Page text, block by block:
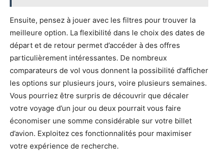
Ensuite, pensez à jouer avec les filtres pour trouver la
meilleure option. La flexibilité dans le choix des dates de
départ et de retour permet d’accéder à des offres
particulièrement intéressantes. De nombreux
comparateurs de vol vous donnent la possibilité d’afficher
les options sur plusieurs jours, voire plusieurs semaines.
Vous pourriez être surpris de découvrir que décaler
votre voyage d’un jour ou deux pourrait vous faire
économiser une somme considérable sur votre billet
d’avion. Exploitez ces fonctionnalités pour maximiser
votre expérience de recherche.